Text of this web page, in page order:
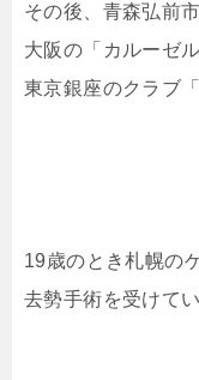
その後、青森弘前
大阪の「カルーゼ
東京銀座のクラブ
19歳のとき札幌の
去勢手術を受けてい